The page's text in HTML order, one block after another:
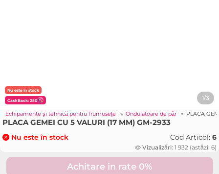
Nu este în stock
CashBack: 250 1/3
Echipamente și tehnică pentru frumusețe » Ondulatoare de păr » PLACA
PLACA GEMEI CU 5 VALURI (17 MM) GM-2933
Nu este în stock Cod Articol: 6
Vizualizări: 1 932 (astăzi: 6)
Achitare in rate 0%